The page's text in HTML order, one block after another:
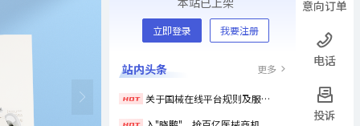
立即登录 我要注册
站内头条 更多
关于国械在线平台规则及服务协议调整的公告
意向订单
电话
投诉